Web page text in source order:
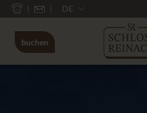
DE
buchen